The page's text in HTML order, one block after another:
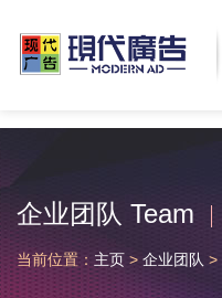
企业团队 Team
当前位置： 主页 > 企业团队 >